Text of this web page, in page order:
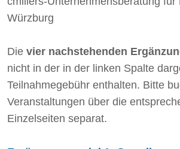
Würzburg
Die vier nachstehenden
nicht in der in der linken Spalte
Teilnahmegebühr enthalten. Bitte
Veranstaltungen über die
Einzelseiten separat.